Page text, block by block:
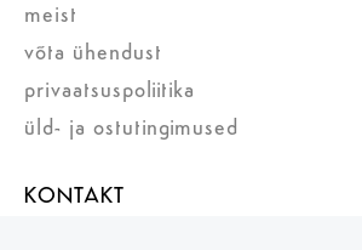
meist
võta ühendust
privaatsuspoliitika
üld- ja ostutingimused
KONTAKT